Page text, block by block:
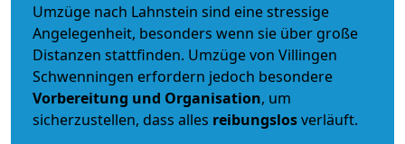
Umzüge nach Lahnstein sind eine stressige
Angelegenheit, besonders wenn sie über große
Distanzen stattfinden. Umzüge von Villingen
Schwenningen erfordern jedoch besondere
Vorbereitung und Organisation, um
sicherzustellen, dass alles reibungslosverläuft.